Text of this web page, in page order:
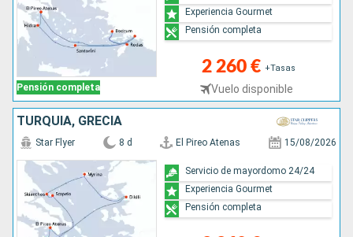
Pensión completa
2 260 € +Tasas
Vuelo disponible
Experiencia Gourmet
Pensión completa
TURQUÍA, GRECIA
Star Flyer 8 d El Pireo Atenas 15/08/2026
Servicio de mayordomo 24/24
Experiencia Gourmet
Pensión completa